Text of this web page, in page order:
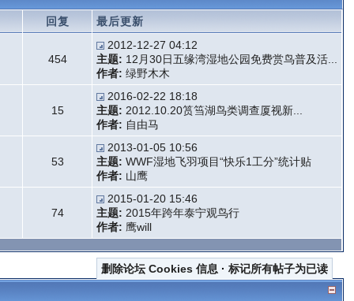
回复 最后更新
454
2012-12-27 04:12
主题: 12月30日五缘湾湿地公园免费赏鸟普及活...
作者: 绿野木木
15
2016-02-22 18:18
主题: 2012.10.20筼筜湖鸟类调查厦视新...
作者: 自由马
53
2013-01-05 10:56
主题: WWF湿地飞羽项目“快乐1工分”统计贴
作者: 山鹰
74
2015-01-20 15:46
主题: 2015年跨年泰宁观鸟行
作者: 鹰will
删除论坛 Cookies 信息 · 标记所有帖子为已读